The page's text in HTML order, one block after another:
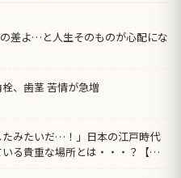
差よ…と人生そのものが心配にな
、歯茎 苦情が急増
みたいだ…！」日本の江戸時代
る貴重な場所とは・・・？【海